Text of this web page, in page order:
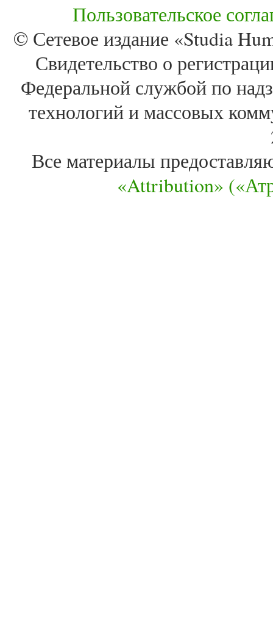
Пользовательское
© Сетевое издание «Studia
Свидетельство о
Федеральной службой по
технологий и массовых
Все материалы
«Attribution»